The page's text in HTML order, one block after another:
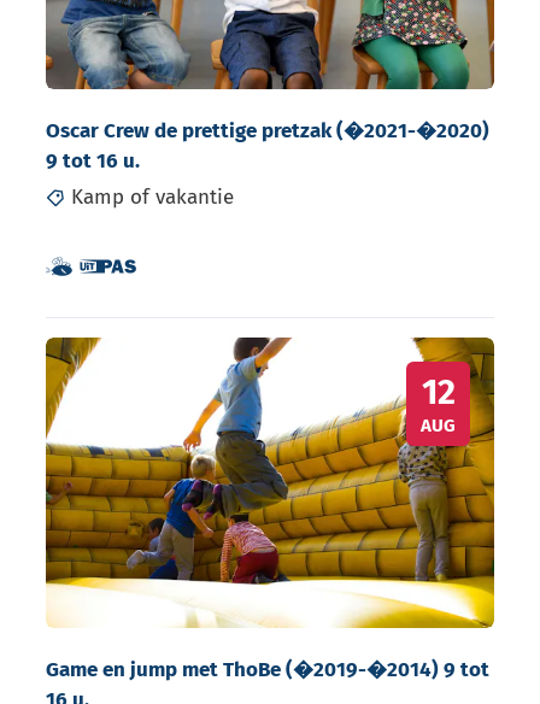
Oscar Crew de prettige pretzak (�2021-�2020)
9 tot 16 u.
Kamp of vakantie
Samen met kinderen eropuit!
WO
12
AUG
Game en jump met ThoBe (�2019-�2014) 9 tot 16 u.
Game en jump met ThoBe (�2019-�2014) 9 tot